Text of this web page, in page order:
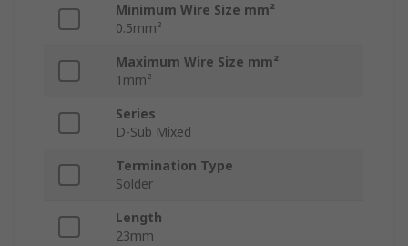
Minimum Wire Size mm²
0.5mm²
Maximum Wire Size mm²
1mm²
Series
D-Sub Mixed
Termination Type
Solder
Length
23mm